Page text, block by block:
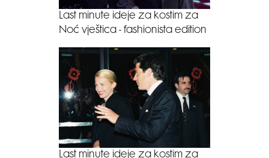
Last minute ideje za kostim za
Noć vještica - fashionista edition
Last minute ideje za kostim za